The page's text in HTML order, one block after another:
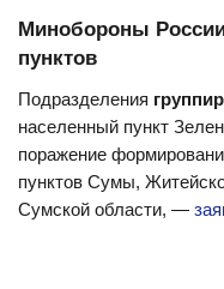
Минобороны
пунктов
Подразделения
населенный пункт
поражение
пунктов Сумы,
Сумской области, —